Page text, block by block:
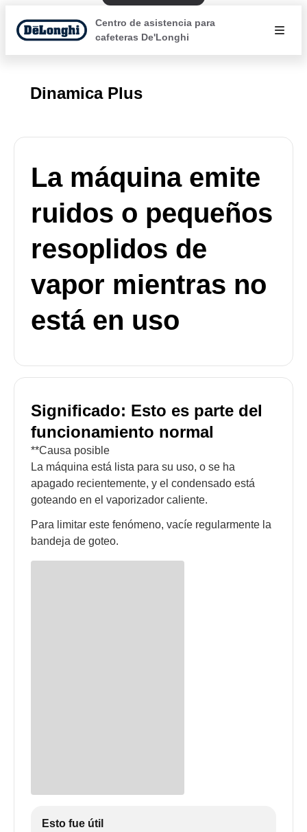
Centro de asistencia para
cafeteras De'Longhi
Dinamica Plus
La máquina emite
ruidos o pequeños
resoplidos de
vapor mientras no
está en uso
Significado: Esto es parte del
funcionamiento normal
**Causa posible
La máquina está lista para su uso, o se ha
apagado recientemente, y el condensado está
goteando en el vaporizador caliente.
Para limitar este fenómeno, vacíe regularmente la
bandeja de goteo.
Esto fue útil